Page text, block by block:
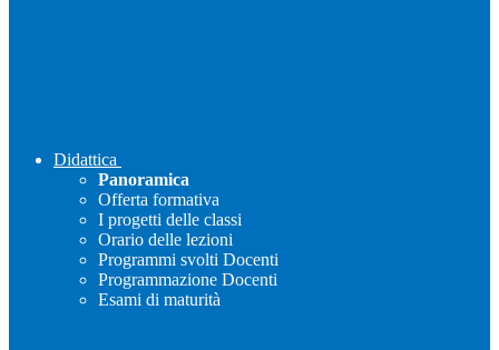
Didattica
Panoramica
Offerta formativa
I progetti delle classi
Orario delle lezioni
Programmi svolti Docenti
Programmazione Docenti
Esami di maturità